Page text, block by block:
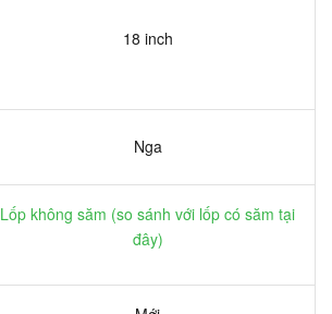
18 inch
Nga
Lốp không săm (so sánh với lốp có săm tại
đây)